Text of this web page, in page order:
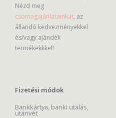
Nézd meg
csomagajánlatainkat, az
állandó kedvezményekkel
és/vagy ajándék
termékekkkel!
Fizetési módok
Bankkártya, banki utalás,
utánvét